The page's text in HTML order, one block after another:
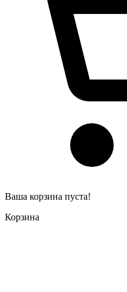
Ваша корзина пуста!
Корзина